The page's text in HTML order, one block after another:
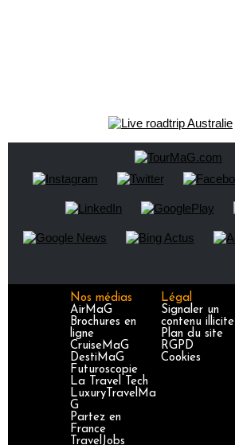
Nos médias
AirMaG
Brochures en
ligne
CruiseMaG
DestiMaG
Futuroscopie
La Travel Tech
LuxuryTravelMa
G
Partez en
France
TravelJobs
Légal
Signaler un
contenu illicite
Plan du site
RGPD
Cookies